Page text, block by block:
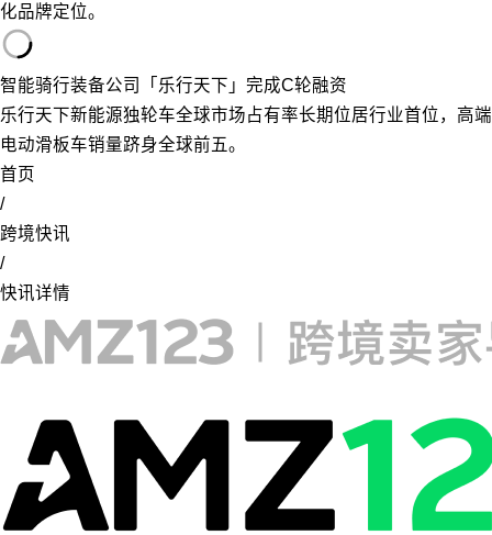
化品牌定位。
智能骑行装备公司「乐行天下」完成C轮融资
乐行天下新能源独轮车全球市场占有率长期位居行业首位，高端
电动滑板车销量跻身全球前五。
首页
/
跨境快讯
/
快讯详情